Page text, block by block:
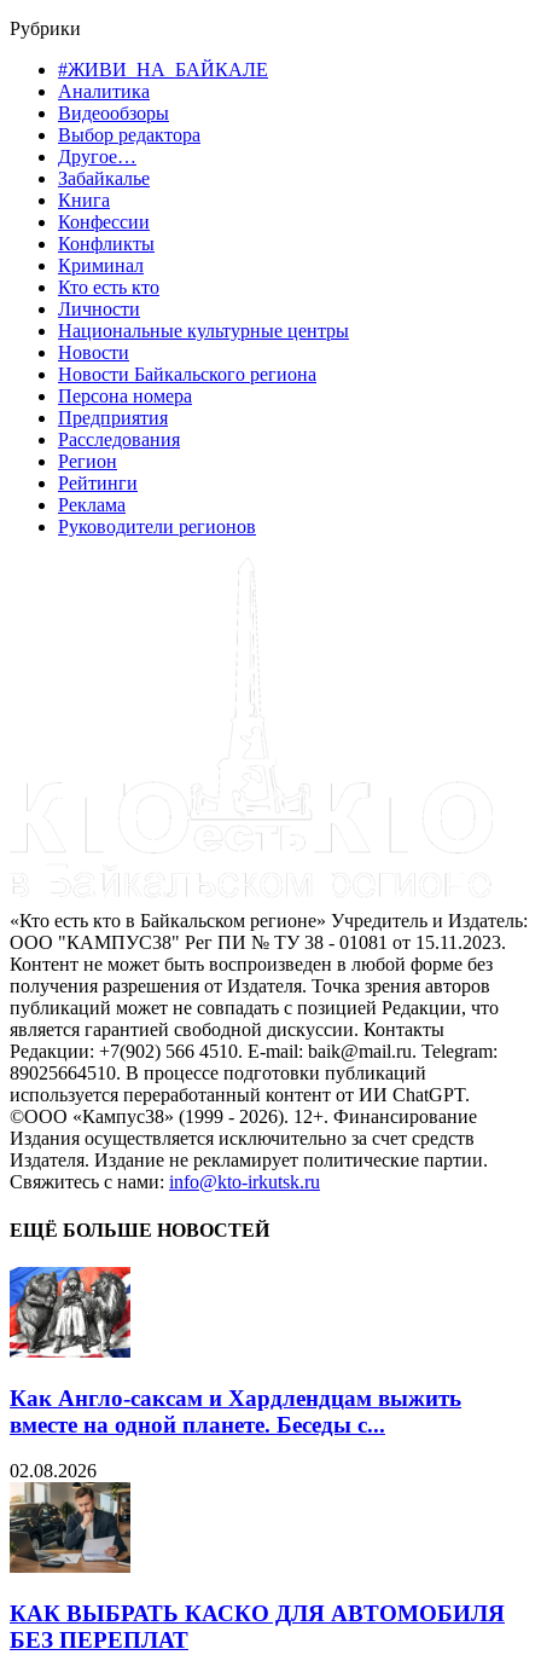
Рубрики
#ЖИВИ_НА_БАЙКАЛЕ
Аналитика
Видеообзоры
Выбор редактора
Другое…
Забайкалье
Книга
Конфессии
Конфликты
Криминал
Кто есть кто
Личности
Национальные культурные центры
Новости
Новости Байкальского региона
Персона номера
Предприятия
Расследования
Регион
Рейтинги
Реклама
Руководители регионов
«Кто есть кто в Байкальском регионе» Учредитель и Издатель:
ООО "КАМПУС38" Рег ПИ № ТУ 38 - 01081 от 15.11.2023.
Контент не может быть воспроизведен в любой форме без
получения разрешения от Издателя. Точка зрения авторов
публикаций может не совпадать с позицией Редакции, что
является гарантией свободной дискуссии. Контакты
Редакции: +7(902) 566 4510. E-mail: baik@mail.ru. Telegram:
89025664510. В процессе подготовки публикаций
используется переработанный контент от ИИ ChatGPT.
©ООО «Кампус38» (1999 - 2026). 12+. Финансирование
Издания осуществляется исключительно за счет средств
Издателя. Издание не рекламирует политические партии.
Свяжитесь с нами: info@kto-irkutsk.ru
ЕЩЁ БОЛЬШЕ НОВОСТЕЙ
Как Англо-саксам и Хардлендцам выжить
вместе на одной планете. Беседы с...
02.08.2026
КАК ВЫБРАТЬ КАСКО ДЛЯ АВТОМОБИЛЯ
БЕЗ ПЕРЕПЛАТ